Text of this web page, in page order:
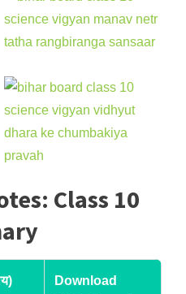
Class 10
Download